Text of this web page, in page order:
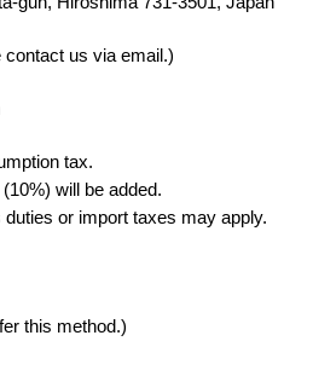
us via email.)
tax.
will be added.
or import taxes may apply.
this method.)